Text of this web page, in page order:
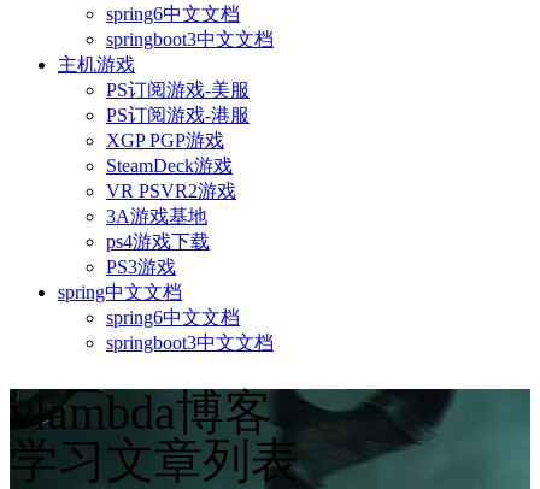
spring6中文文档
springboot3中文文档
主机游戏
PS订阅游戏-美服
PS订阅游戏-港服
XGP PGP游戏
SteamDeck游戏
VR PSVR2游戏
3A游戏基地
ps4游戏下载
PS3游戏
spring中文文档
spring6中文文档
springboot3中文文档
vlambda博客
学习文章列表